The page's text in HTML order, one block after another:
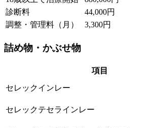
診断料
44,000円
調整・管理料（月）
3,300円
詰め物・かぶせ物
項目
セレックインレー
セレックテセラインレー